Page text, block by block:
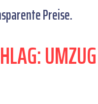
Preise.